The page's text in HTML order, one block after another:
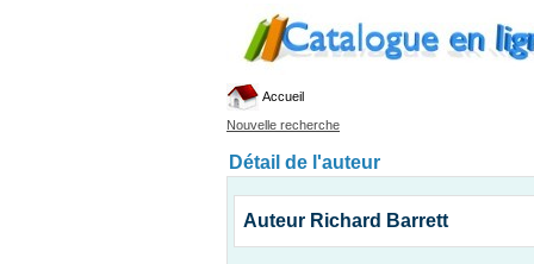
Accueil
Nouvelle recherche
Détail de l'auteur
Auteur Richard Barrett